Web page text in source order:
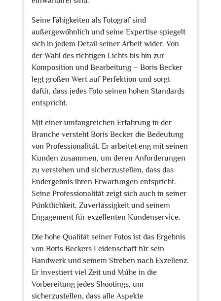
Seine Fähigkeiten als Fotograf sind
außergewöhnlich und seine Expertise spiegelt
sich in jedem Detail seiner Arbeit wider. Von
der Wahl des richtigen Lichts bis hin zur
Komposition und Bearbeitung – Boris Becker
legt großen Wert auf Perfektion und sorgt
dafür, dass jedes Foto seinen hohen Standards
entspricht.
Mit einer umfangreichen Erfahrung in der
Branche versteht Boris Becker die Bedeutung
von Professionalität. Er arbeitet eng mit seinen
Kunden zusammen, um deren Anforderungen
zu verstehen und sicherzustellen, dass das
Endergebnis ihren Erwartungen entspricht.
Seine Professionalität zeigt sich auch in seiner
Pünktlichkeit, Zuverlässigkeit und seinem
Engagement für exzellenten Kundenservice.
Die hohe Qualität seiner Fotos ist das Ergebnis
von Boris Beckers Leidenschaft für sein
Handwerk und seinem Streben nach Exzellenz.
Er investiert viel Zeit und Mühe in die
Vorbereitung jedes Shootings, um
sicherzustellen, dass alle Aspekte